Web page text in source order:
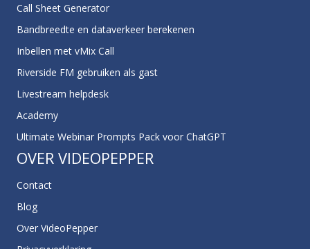
Call Sheet Generator
Bandbreedte en dataverkeer berekenen
Inbellen met vMix Call
Riverside FM gebruiken als gast
Livestream helpdesk
Academy
Ultimate Webinar Prompts Pack voor ChatGPT
OVER VIDEOPEPPER
Contact
Blog
Over VideoPepper